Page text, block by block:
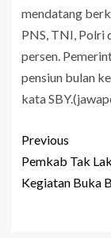
mendatang
PNS, TNI, Polri
persen.
pensiun bulan
kata
Previous
Pemkab Tak
Kegiatan Buka